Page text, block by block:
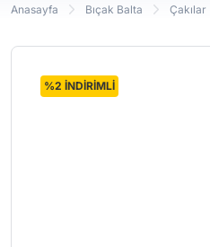
Anasayfa Bıçak Balta Çakılar
%2 İNDİRİMLİ